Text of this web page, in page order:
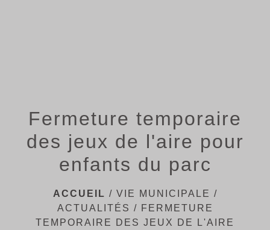
Fermeture temporaire
des jeux de l'aire pour
enfants du parc
ACCUEIL / VIE MUNICIPALE /
ACTUALITÉS / FERMETURE
TEMPORAIRE DES JEUX DE L'AIRE